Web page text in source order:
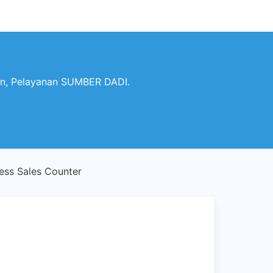
Pelayanan SUMBER DADI.
Sales Counter